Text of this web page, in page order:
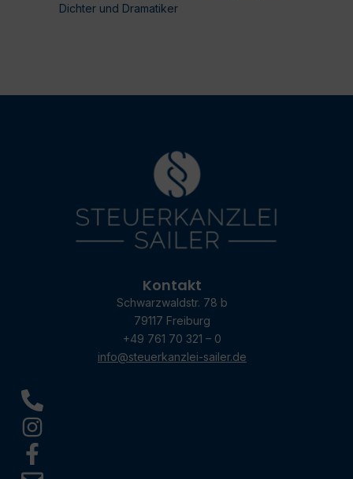
Dichter und Dramatiker
Kontakt
Schwarzwaldstr. 78 b
79117 Freiburg
+49 761 70 321 – 0
info@steuerkanzlei-sailer.de